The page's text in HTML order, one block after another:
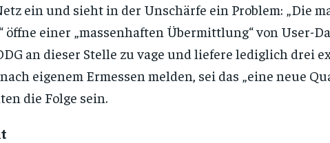
ein und sieht in der Unschärfe ein Problem: „Die
einer „massenhaften Übermittlung“ von User-
an dieser Stelle zu vage und liefere lediglich drei
eigenem Ermessen melden, sei das „eine neue
die Folge sein.